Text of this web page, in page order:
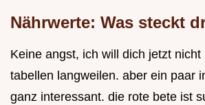
Nährwerte: Was steckt
Keine angst, ich will dich jetzt
tabellen langweilen. aber ein paar
ganz interessant. die rote bete ist